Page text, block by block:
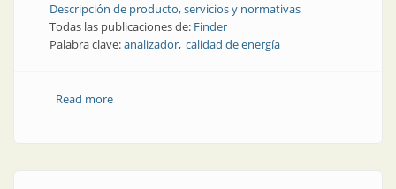
Descripción de producto, servicios y normativas
Todas las publicaciones de: Finder
Palabra clave:analizador calidad de energía
Read moreabout Analizador de redes “todo en uno”